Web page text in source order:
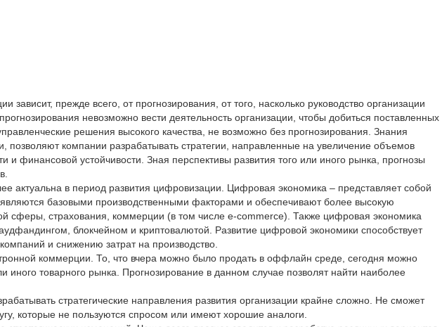
прежде всего, от прогнозирования, от того, насколько руководство организации
невозможно вести деятельность организации, чтобы добиться поставленных
решения высокого качества, не возможно без прогнозирования. Знания
позволяют компании разрабатывать стратегии, направленные на увеличение объемов
финансовой устойчивости. Зная перспективы развития того или иного рынка, прогнозы
актуальна в период развития цифровизации. Цифровая экономика – представляет собой
базовыми производственными факторами и обеспечивают более высокую
сферы, страхования, коммерции (в том числе e-commerce). Также цифровая экономика
блокчейном и криптовалютой. Развитие цифровой экономики способствует
и снижению затрат на производство.
коммерции. То, что вчера можно было продать в оффлайн среде, сегодня можно
иного товарного рынка. Прогнозирование в данном случае позволят найти наиболее
стратегические направления развития организации крайне сложно. Не сможет
которые не пользуются спросом или имеют хорошие аналоги.